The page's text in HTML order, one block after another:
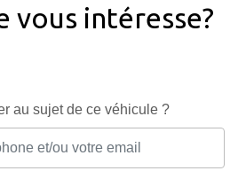
vous intéresse?
au sujet de ce véhicule ?